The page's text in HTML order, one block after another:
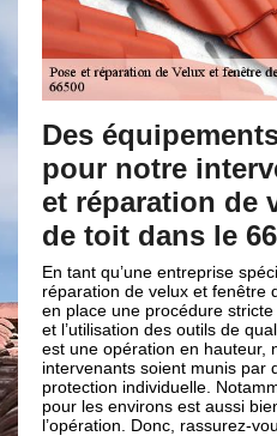
de qualité
en pose
velux et fenêtre
en travaux de pose et
de toit, Brun renovation a mis
sur le port des équipements
À noter que l’opération
nous exigeons que tous nos
des équipements de
la mesure de sécurité
organisée selon la taille de
vous par notre intervention sur
Si
ce